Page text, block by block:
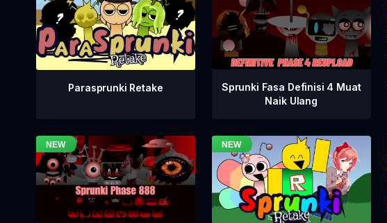
Parasprunki Retake
Sprunki Fasa Definisi 4 Muat
Naik Ulang